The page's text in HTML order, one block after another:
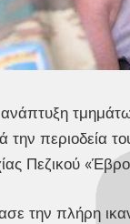
περιοδεία
Πεζικού
την πλήρη